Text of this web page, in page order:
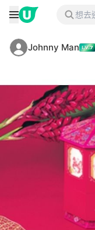
Johnny Man